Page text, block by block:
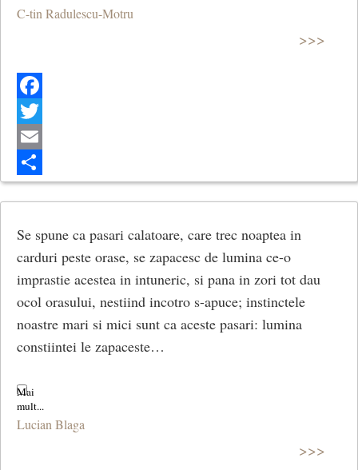
C-tin Radulescu-Motru
>>>
Facebook
Twitter
Email
Share
Se spune ca pasari calatoare, care trec noaptea in
carduri peste orase, se zapacesc de lumina ce-o
imprastie acestea in intuneric, si pana in zori tot dau
ocol orasului, nestiind incotro s-apuce; instinctele
noastre mari si mici sunt ca aceste pasari: lumina
constiintei le zapaceste…
Lucian Blaga
>>>